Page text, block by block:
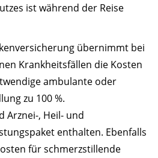
ist während der Reise
übernimmt bei
Krankheitsfällen die Kosten
ambulante oder
zu 100 %.
Arznei-, Heil- und
enthalten. Ebenfalls
für schmerzstillende